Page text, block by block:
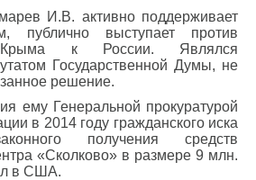
И.В. активно поддерживает
публично выступает против
Крыма к России. Являлся
Государственной Думы, не
решение.
ему Генеральной прокуратурой
в 2014 году гражданского иска
получения средств
«Сколково» в размере 9 млн.
в США.